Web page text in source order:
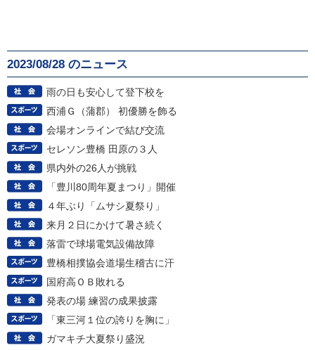
2023/08/28 のニュース
雨の日も安心して登下校を
西浦Ｇ（蒲郡） 初優勝を飾る
会場オンラインで結び交流
セレソン豊橋 田原の３人
県内外の26人が挑戦
「豊川80周年夏まつり」開催
４年ぶり「ムサシ夏祭り」
来月２日にかけて暑さ続く
落雷で球場電気設備故障
豊橋相撲協会道場生稽古に汗
国府高ＯＢ敗れる
発表の場 練習の成果披露
「東三河１位の誇りを胸に」
ガマキチ大夏祭り盛況